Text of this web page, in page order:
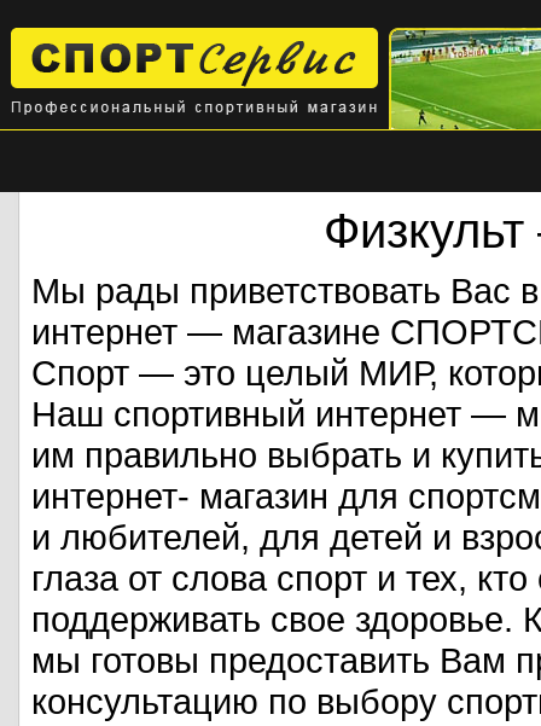
Мы рады приветствовать Вас
интернет — магазине
Спорт — это целый МИР,
Наш спортивный интернет —
им правильно выбрать и
интернет- магазин для
и любителей, для детей и
глаза от слова спорт и тех,
поддерживать свое
мы готовы предоставить Вам
консультацию по выбору